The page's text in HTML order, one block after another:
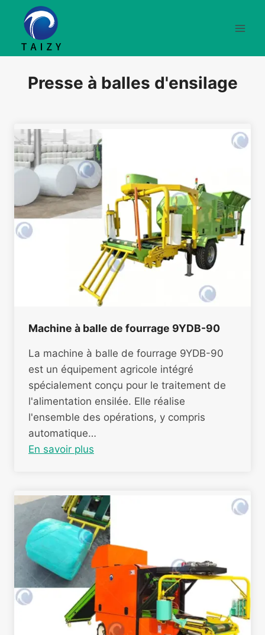
contenu
Presse à balles d'ensilage
Machine à balle de fourrage 9YDB-90
La machine à balle de fourrage 9YDB-90
est un équipement agricole intégré
spécialement conçu pour le traitement de
l'alimentation ensilée. Elle réalise
l'ensemble des opérations, y compris
automatique…
En savoir plus